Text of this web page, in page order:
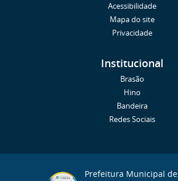
Acessibilidade
Mapa do site
Privacidade
Institucional
Brasão
Hino
Bandeira
Redes Sociais
Prefeitura Municipal de